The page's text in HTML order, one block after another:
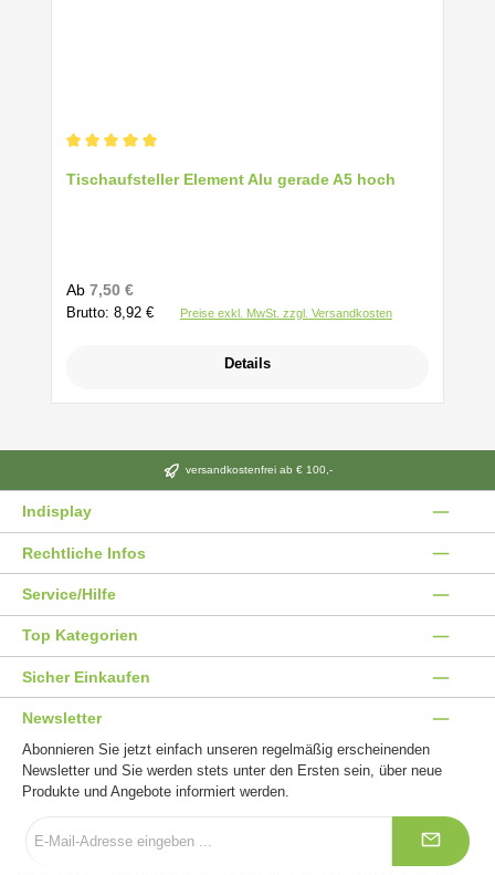
Tischaufsteller Element Alu gerade A5 hoch
Regulärer Preis:
Ab 7,50 €
Brutto: 8,92 € Preise exkl. MwSt. zzgl. Versandkosten
Details
versandkostenfrei ab € 100,-
Indisplay
Rechtliche Infos
Service/Hilfe
Top Kategorien
Sicher Einkaufen
Newsletter
Abonnieren Sie jetzt einfach unseren regelmäßig erscheinenden
Newsletter und Sie werden stets unter den Ersten sein, über neue
Produkte und Angebote informiert werden.
Mail-